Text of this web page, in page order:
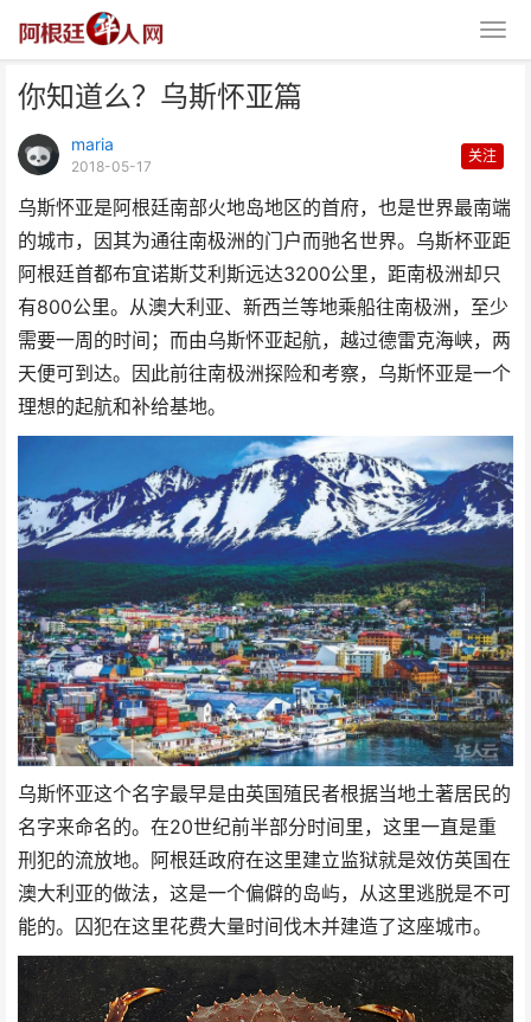
你知道么？乌斯怀亚篇
maria
2018-05-17
关注
乌斯怀亚是阿根廷南部火地岛地区的首府，也是世界最南端
的城市，因其为通往南极洲的门户而驰名世界。乌斯杯亚距
阿根廷首都布宜诺斯艾利斯远达3200公里，距南极洲却只
有800公里。从澳大利亚、新西兰等地乘船往南极洲，至少
需要一周的时间；而由乌斯怀亚起航，越过德雷克海峡，两
天便可到达。因此前往南极洲探险和考察，乌斯怀亚是一个
理想的起航和补给基地。
乌斯怀亚这个名字最早是由英国殖民者根据当地土著居民的
名字来命名的。在20世纪前半部分时间里，这里一直是重
刑犯的流放地。阿根廷政府在这里建立监狱就是效仿英国在
澳大利亚的做法，这是一个偏僻的岛屿，从这里逃脱是不可
能的。囚犯在这里花费大量时间伐木并建造了这座城市。
你知道么？乌斯怀亚篇